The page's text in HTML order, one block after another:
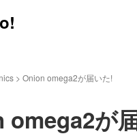
> Onion omega2が届いた!
omega2が